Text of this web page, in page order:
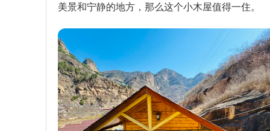
美景和宁静的地方，那么这个小木屋值得一住。